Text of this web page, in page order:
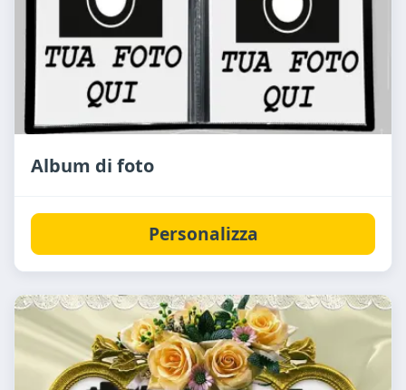
Album di foto
Personalizza